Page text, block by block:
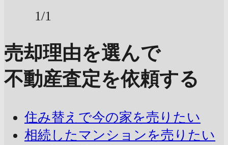
1/1
売却理由を選んで
不動産査定を依頼する
住み替えで今の家を売りたい
相続したマンションを売りたい